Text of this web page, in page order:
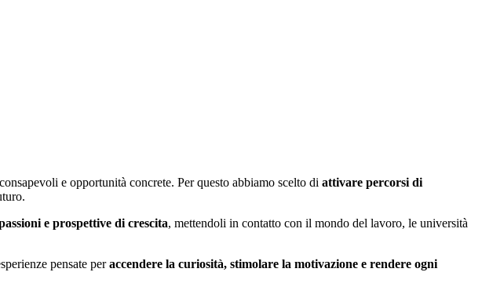
e opportunità concrete. Per questo abbiamo scelto di attivare percorsi di
e prospettive di crescita, mettendoli in contatto con il mondo del lavoro, le università
pensate peraccendere la curiosità, stimolare la motivazione e rendere ogni